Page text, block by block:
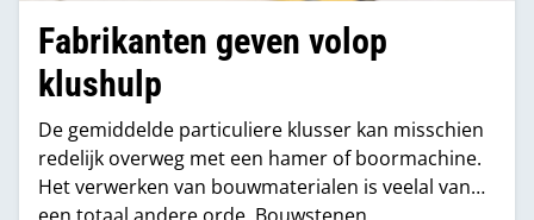
Fabrikanten geven volop
klushulp
De gemiddelde particuliere klusser kan misschien
redelijk overweg met een hamer of boormachine.
Het verwerken van bouwmaterialen is veelal van
een totaal andere orde. Bouwstenen,